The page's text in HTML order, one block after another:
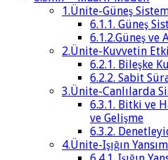
1.Ünite-Güneş
6.1.1. Güneş
6.1.2.Güneş ve
2.Ünite-Kuvvetin
6.2.1. Bileşke
6.2.2. Sabit
3.Ünite-Canlılarda
6.3.1. Bitki ve
ve Gelişme
6.3.2.
4.Ünite-Işığın